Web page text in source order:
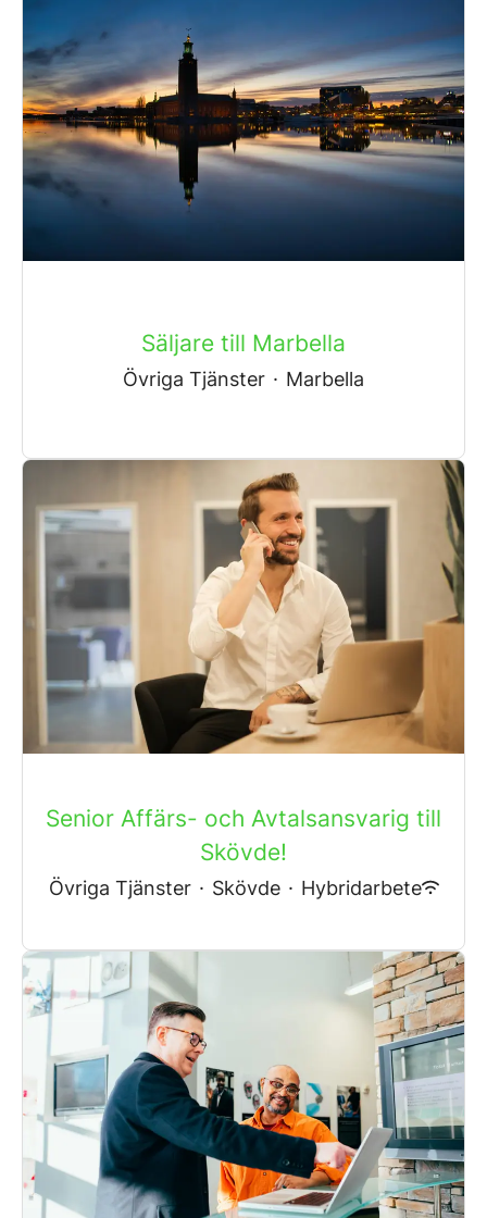
Säljare till Marbella
Övriga Tjänster · Marbella
Senior Affärs- och Avtalsansvarig till
Skövde!
Övriga Tjänster · Skövde · Hybridarbete